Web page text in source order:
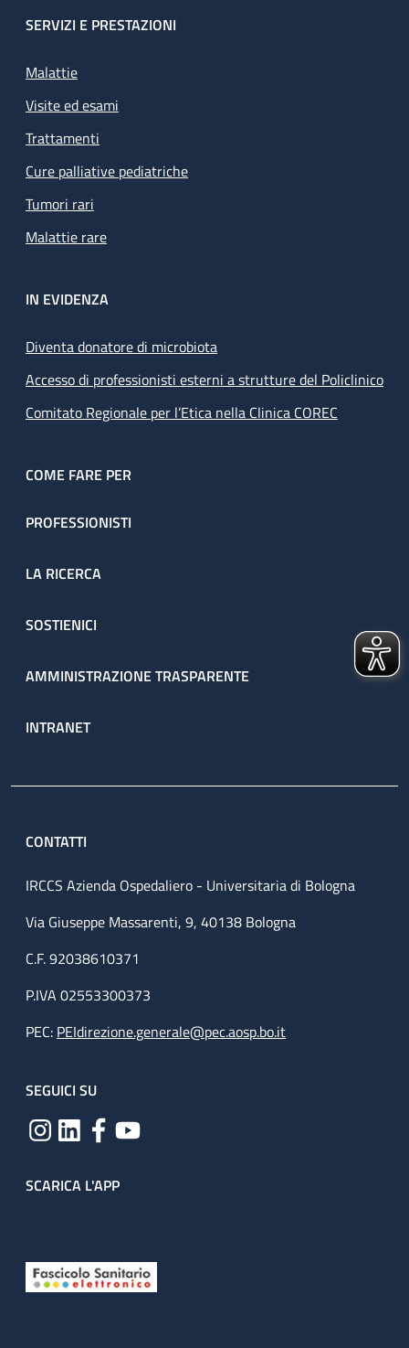
SERVIZI E PRESTAZIONI
Malattie
Visite ed esami
Trattamenti
Cure palliative pediatriche
Tumori rari
Malattie rare
IN EVIDENZA
Diventa donatore di microbiota
Accesso di professionisti esterni a strutture del Policlinico
Comitato Regionale per l’Etica nella Clinica COREC
COME FARE PER
PROFESSIONISTI
LA RICERCA
SOSTIENICI
AMMINISTRAZIONE TRASPARENTE
INTRANET
CONTATTI
IRCCS Azienda Ospedaliero - Universitaria di Bologna
Via Giuseppe Massarenti, 9, 40138 Bologna
C.F. 92038610371
P.IVA 02553300373
PEC: PEIdirezione.generale@pec.aosp.bo.it
SEGUICI SU
SCARICA L'APP